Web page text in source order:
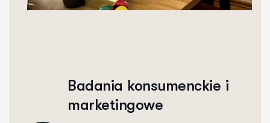
Badania konsumenckie i
marketingowe